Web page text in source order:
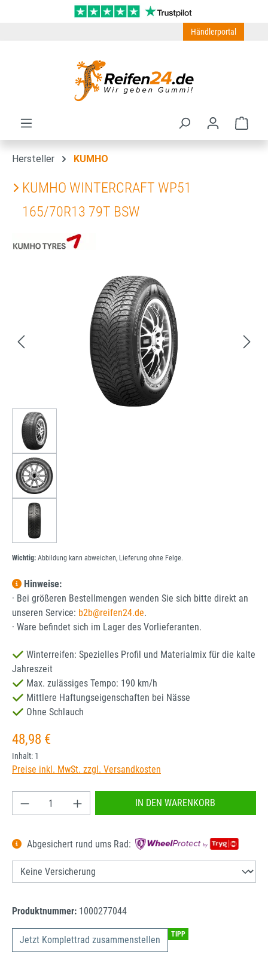
Zum Hauptinhalt springen
Händlerportal
Hersteller KUMHO
KUMHO WINTERCRAFT WP51
165/70R13 79T BSW
Bildergalerie überspringen
Wichtig: Abbildung kann abweichen, Lieferung ohne Felge.
Hinweise:
· Bei größeren Bestellmengen wenden Sie sich bitte direkt an
unseren Service: b2b@reifen24.de.
· Ware befindet sich im Lager des Vorlieferanten.
Winterreifen: Spezielles Profil und Materialmix für die kalte
Jahreszeit
Max. zulässiges Tempo: 190 km/h
Mittlere Haftungseigenschaften bei Nässe
Ohne Schlauch
Regulärer Preis:
48,98 €
Inhalt: 1
Preise inkl. MwSt. zzgl. Versandkosten
Produkt Anzahl: Gib den gewünschten Wert
IN DEN WARENKORB
Abgesichert rund ums Rad:
Produktnummer: 1000277044
Jetzt Komplettrad zusammenstellen TIPP